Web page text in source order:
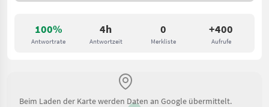
100%
Antwortrate
4h
Antwortzeit
0
Merkliste
+400
Aufrufe
Beim Laden der Karte werden Daten an Google übermittelt.